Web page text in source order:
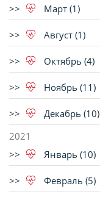
Март (1)
Август (1)
Октябрь (4)
Ноябрь (11)
Декабрь (10)
2021
Январь (10)
Февраль (5)